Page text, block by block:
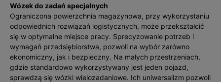
Wózek do zadań specjalnych
Ograniczona powierzchnia magazynowa, przy wykorzystaniu
odpowiednich rozwiązań logistycznych, może przekształcić
się w optymalne miejsce pracy. Sprecyzowanie potrzeb i
wymagań przedsiębiorstwa, pozwoli na wybór zarówno
ekonomiczny, jak i bezpieczny. Na małych przestrzeniach,
gdzie standardowo wykorzystywany jest jeden pojazd,
sprawdzą się wózki wielozadaniowe. Ich uniwersalizm pozwoli